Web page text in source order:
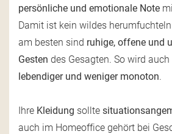
persönliche und emotionale Note
Damit ist kein wildes
am besten sind ruhige, offene und
Gesten des Gesagten. So wird auch
lebendiger und weniger monoton.
Ihre Kleidung sollte
auch im Homeoffice gehört bei